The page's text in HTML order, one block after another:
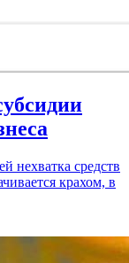
нехватка средств
крахом, в